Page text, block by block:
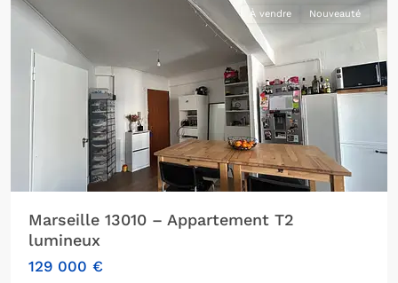
À vendre Nouveauté
Marseille 13010 – Appartement T2
lumineux
129 000 €